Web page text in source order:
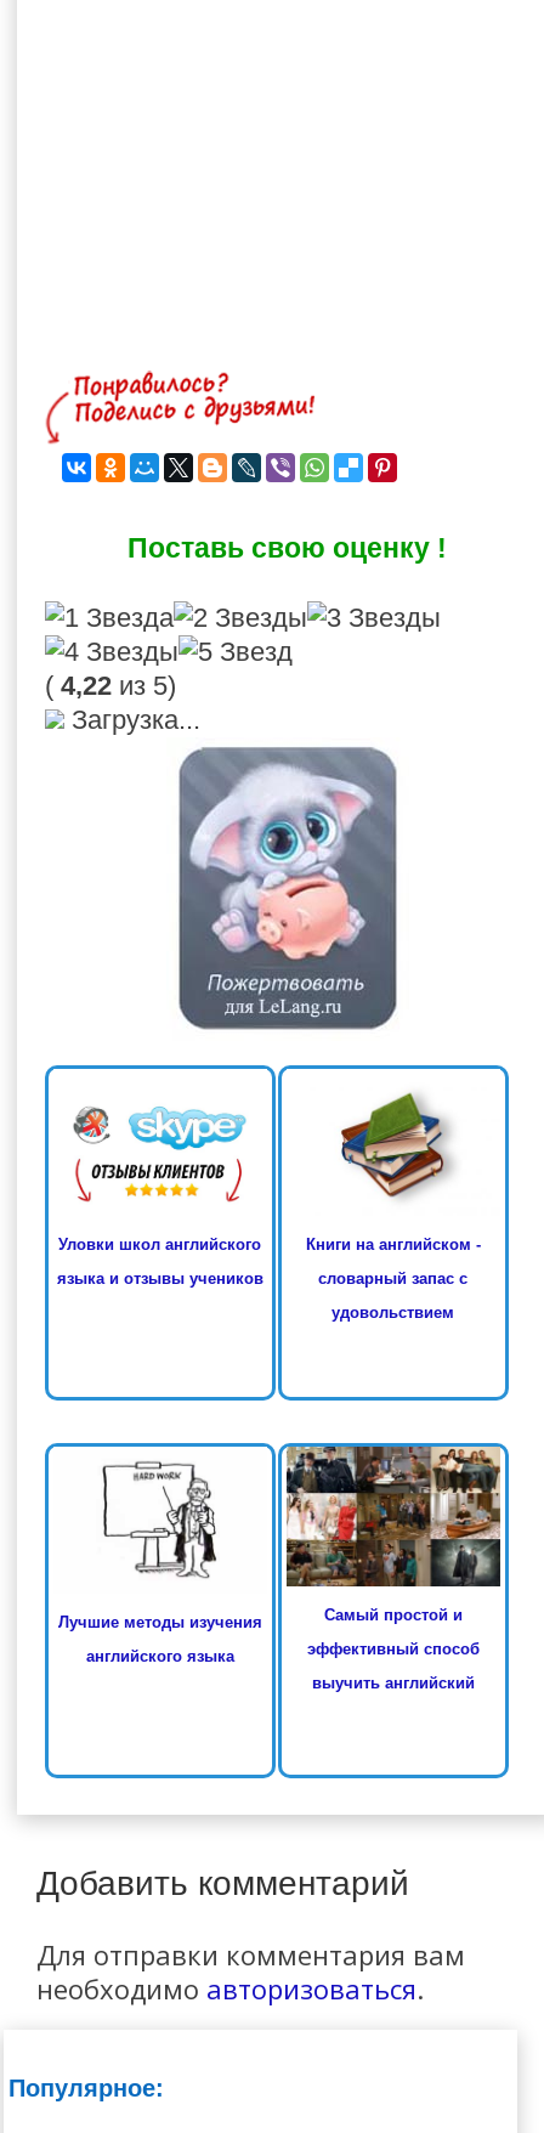
Поставь свою оценку !
( 4,22из 5)
Загрузка...
Уловки школ английского
языка и отзывы учеников
Книги на английском -
словарный запас с
удовольствием
Лучшие методы изучения
английского языка
Самый простой и
эффективный способ
выучить английский
Добавить комментарий
Для отправки комментария вам
необходимо авторизоваться.
Популярное: